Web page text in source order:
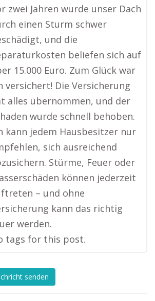
zwei Jahren wurde unser Dach
einen Sturm schwer
und die
beliefen sich auf
15.000 Euro. Zum Glück war
versichert! Die Versicherung
alles übernommen, und der
wurde schnell behoben.
kann jedem Hausbesitzer nur
sich ausreichend
Stürme, Feuer oder
können jederzeit
– und ohne
kann das richtig
werden.
tags for this post.
senden